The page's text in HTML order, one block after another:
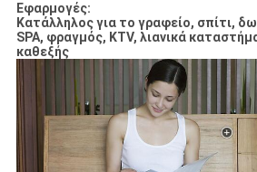
Εφαρμογές:
Κατάλληλος για το γραφείο, σπίτι,
SPA, φραγμός, KTV, λιανικά
καθεξής